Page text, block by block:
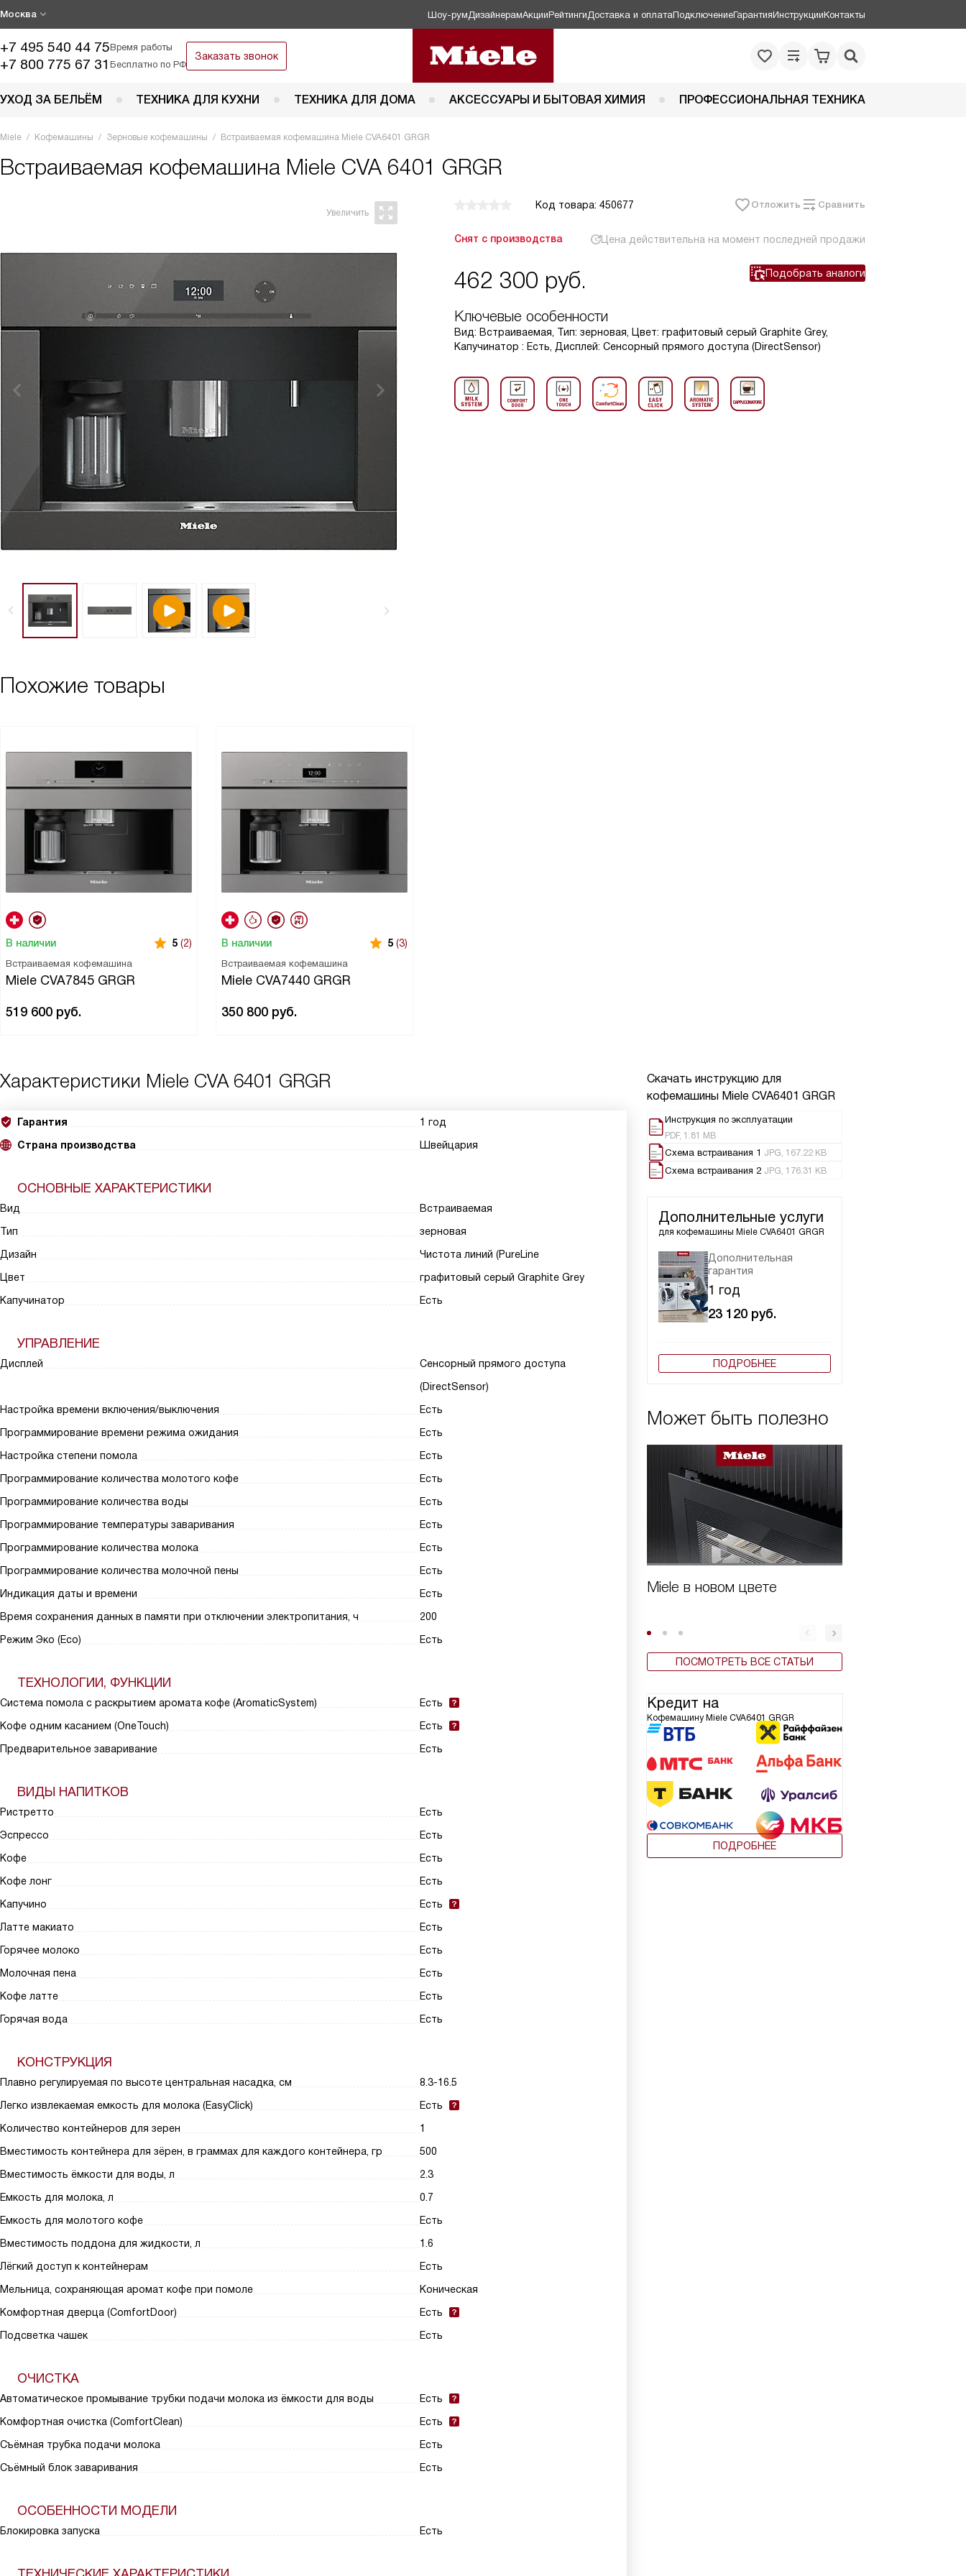
Москва Шоу-рум ДизайнерамАкцииРейтинги Доставка и оплатаПодключениеГарантияИнструкцииКонтакты
+7 495 540 44 75Время работы
+7 800 775 67 31 Бесплатно по РФ
Заказать звонок
УХОД ЗА БЕЛЬЁМ ТЕХНИКА ДЛЯ КУХНИ ТЕХНИКА ДЛЯ ДОМА АКСЕССУАРЫ И БЫТОВАЯ ХИМИЯ ПРОФЕССИОНАЛЬНАЯ ТЕХНИКА
Miele Кофемашины Зерновые кофемашины Встраиваемая кофемашина Miele CVA6401 GRGR
Встраиваемая кофемашина Miele CVA 6401 GRGR
Код товара: 450677 Отложить Сравнить
Снят с производства Цена действительна на момент последней продажи
462 300 руб. Подобрать аналоги
Ключевые особенности
Вид: Встраиваемая, Тип: зерновая, Цвет: графитовый серый Graphite Grey,
Капучинатор : Есть, Дисплей: Сенсорный прямого доступа (DirectSensor)
Похожие товары
В наличии 5 (2)
Встраиваемая кофемашина
Miele CVA7845 GRGR
519 600 руб.
В наличии 5 (3)
Встраиваемая кофемашина
Miele CVA7440 GRGR
350 800 руб.
Скачать инструкцию для
кофемашины Miele CVA6401 GRGR
Инструкция по эксплуатации
PDF, 1.81 MB
Схема встраивания 1 JPG, 167.22 KB
Схема встраивания 2 JPG, 176.31 KB
Дополнительные услуги
для кофемашины Miele CVA6401 GRGR
Дополнительная
гарантия
1 год
23 120 руб.
ПОДРОБНЕЕ
Может быть полезно
Miele в новом цвете
ПОСМОТРЕТЬ ВСЕ СТАТЬИ
Кредит на
Кофемашину Miele CVA6401 GRGR
ПОДРОБНЕЕ
Характеристики Miele CVA 6401 GRGR
Гарантия
1 год
Страна производства
Швейцария
ОСНОВНЫЕ ХАРАКТЕРИСТИКИ
Вид
Встраиваемая
Тип
зерновая
Дизайн
Чистота линий (PureLine
Цвет
графитовый серый Graphite Grey
Капучинатор
Есть
УПРАВЛЕНИЕ
Дисплей
Сенсорный прямого доступа
(DirectSensor)
Настройка времени включения/выключения
Есть
Программирование времени режима ожидания
Есть
Настройка степени помола
Есть
Программирование количества молотого кофе
Есть
Программирование количества воды
Есть
Программирование температуры заваривания
Есть
Программирование количества молока
Есть
Программирование количества молочной пены
Есть
Индикация даты и времени
Есть
Время сохранения данных в памяти при отключении электропитания, ч
200
Режим Эко (Eco)
Есть
ТЕХНОЛОГИИ, ФУНКЦИИ
Система помола с раскрытием аромата кофе (AromaticSystem)
Есть
Кофе одним касанием (OneTouch)
Есть
Предварительное заваривание
Есть
ВИДЫ НАПИТКОВ
Ристретто
Есть
Эспрессо
Есть
Кофе
Есть
Кофе лонг
Есть
Капучино
Есть
Латте макиато
Есть
Горячее молоко
Есть
Молочная пена
Есть
Кофе латте
Есть
Горячая вода
Есть
КОНСТРУКЦИЯ
Плавно регулируемая по высоте центральная насадка, см
8.3-16.5
Легко извлекаемая емкость для молока (EasyClick)
Есть
Количество контейнеров для зерен
1
Вместимость контейнера для зёрен, в граммах для каждого контейнера, гр
500
Вместимость ёмкости для воды, л
2.3
Емкость для молока, л
0.7
Емкость для молотого кофе
Есть
Вместимость поддона для жидкости, л
1.6
Лёгкий доступ к контейнерам
Есть
Мельница, сохраняющая аромат кофе при помоле
Коническая
Комфортная дверца (ComfortDoor)
Есть
Подсветка чашек
Есть
ОЧИСТКА
Автоматическое промывание трубки подачи молока из ёмкости для воды
Есть
Комфортная очистка (ComfortClean)
Есть
Съёмная трубка подачи молока
Есть
Съёмный блок заваривания
Есть
ОСОБЕННОСТИ МОДЕЛИ
Блокировка запуска Есть